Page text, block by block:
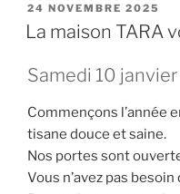
PUBLIÉ
LE
24 NOVEMBRE 2025
La maison TARA
Samedi 10
Commençons l’année
tisane douce et saine.
Nos portes sont
Vous n’avez pas